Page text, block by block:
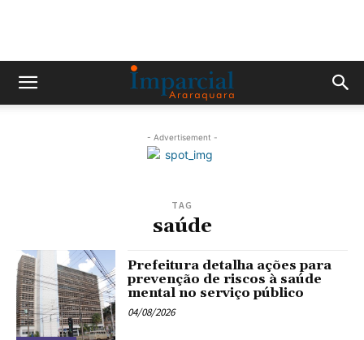
- Advertisement -
TAG
saúde
Prefeitura detalha ações para
prevenção de riscos à saúde
mental no serviço público
04/08/2026